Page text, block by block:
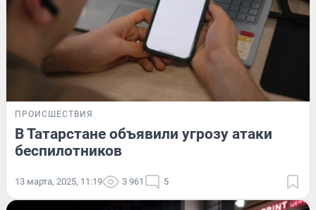
ПРОИСШЕСТВИЯ
В Татарстане объявили угрозу атаки
беспилотников
13 марта, 2025, 11:19 3 961 5